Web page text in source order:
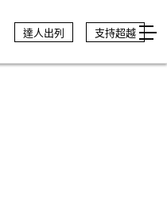
達人出列 支持超越